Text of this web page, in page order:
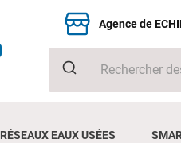
Agence de
RÉSEAUX EAUX USÉES